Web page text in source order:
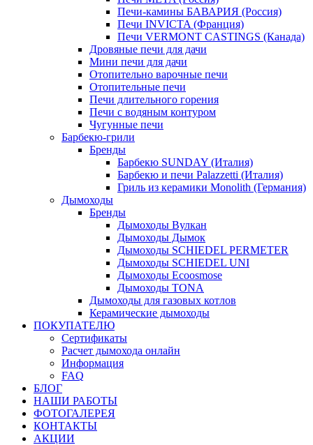
Печи-камины БАВАРИЯ (Россия)
Печи INVICTA (Франция)
Печи VERMONT CASTINGS (Канада)
Дровяные печи для дачи
Мини печи для дачи
Отопительно варочные печи
Отопительные печи
Печи длительного горения
Печи с водяным контуром
Чугунные печи
Барбекю-грили
Бренды
Барбекю SUNDAY (Италия)
Барбекю и печи Palazzetti (Италия)
Гриль из керамики Monolith (Германия)
Дымоходы
Бренды
Дымоходы Вулкан
Дымоходы Дымок
Дымоходы SCHIEDEL PERMETER
Дымоходы SCHIEDEL UNI
Дымоходы Ecoosmose
Дымоходы TONA
Дымоходы для газовых котлов
Керамические дымоходы
ПОКУПАТЕЛЮ
Сертификаты
Расчет дымохода онлайн
Информация
FAQ
БЛОГ
НАШИ РАБОТЫ
ФОТОГАЛЕРЕЯ
КОНТАКТЫ
АКЦИИ